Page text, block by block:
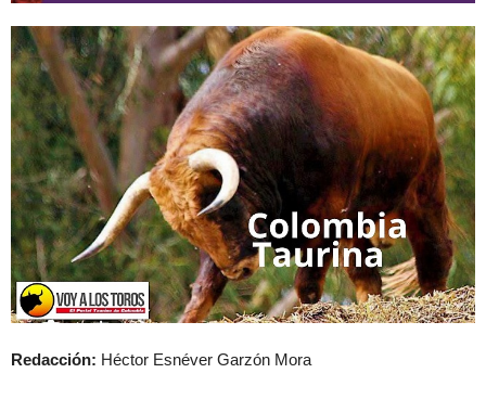
Redacción: Héctor Esnéver Garzón Mora